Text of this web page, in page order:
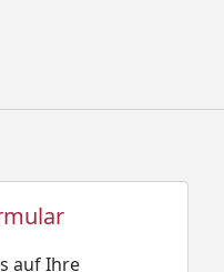
auf Ihre